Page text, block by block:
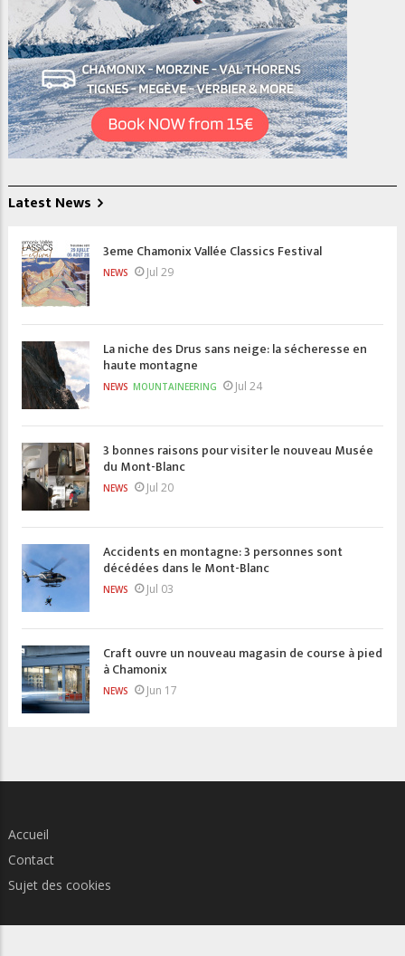
Latest News
3eme Chamonix Vallée Classics Festival
NEWS Jul 29
La niche des Drus sans neige: la sécheresse en
haute montagne
NEWS MOUNTAINEERING Jul 24
3 bonnes raisons pour visiter le nouveau Musée
du Mont-Blanc
NEWS Jul 20
Accidents en montagne: 3 personnes sont
décédées dans le Mont-Blanc
NEWS Jul 03
Craft ouvre un nouveau magasin de course à pied
à Chamonix
NEWS Jun 17
Accueil
Contact
Sujet des cookies